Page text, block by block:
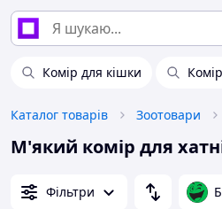
Комір для кішки
Каталог товарів Зоотовари
М'який комір для
Фільтри